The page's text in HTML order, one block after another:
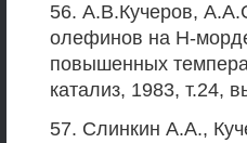
56. А.В.Кучеров,
олефинов на Н-
повышенных
катализ, 1983, т.24,
57. Слинкин А.А.,